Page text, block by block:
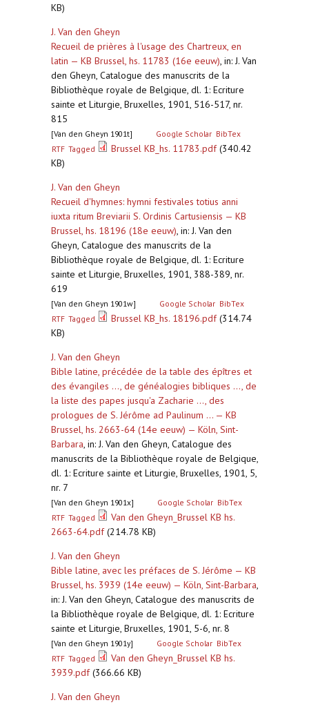
KB)
J. Van den Gheyn
Recueil de prières à l'usage des Chartreux, en
latin — KB Brussel, hs. 11783 (16e eeuw), in: J. Van
den Gheyn, Catalogue des manuscrits de la
Bibliothèque royale de Belgique, dl. 1: Ecriture
sainte et Liturgie, Bruxelles, 1901, 516-517, nr.
815
[Van den Gheyn 1901t] Google Scholar BibTex
RTF Tagged Brussel KB_hs. 11783.pdf(340.42
KB)
J. Van den Gheyn
Recueil d'hymnes: hymni festivales totius anni
iuxta ritum Breviarii S. Ordinis Cartusiensis — KB
Brussel, hs. 18196 (18e eeuw), in: J. Van den
Gheyn, Catalogue des manuscrits de la
Bibliothèque royale de Belgique, dl. 1: Ecriture
sainte et Liturgie, Bruxelles, 1901, 388-389, nr.
619
[Van den Gheyn 1901w] Google Scholar BibTex
RTF Tagged Brussel KB_hs. 18196.pdf(314.74
KB)
J. Van den Gheyn
Bible latine, précédée de la table des épîtres et
des évangiles ..., de généalogies bibliques ..., de
la liste des papes jusqu'a Zacharie ..., des
prologues de S. Jérôme ad Paulinum ... — KB
Brussel, hs. 2663-64 (14e eeuw) — Köln, Sint-
Barbara, in: J. Van den Gheyn, Catalogue des
manuscrits de la Bibliothèque royale de Belgique,
dl. 1: Ecriture sainte et Liturgie, Bruxelles, 1901, 5,
nr. 7
[Van den Gheyn 1901x] Google Scholar BibTex
RTF Tagged
Van den Gheyn_Brussel KB hs.
2663-64.pdf(214.78 KB)
J. Van den Gheyn
Bible latine, avec les préfaces de S. Jérôme — KB
Brussel, hs. 3939 (14e eeuw) — Köln, Sint-Barbara,
in: J. Van den Gheyn, Catalogue des manuscrits de
la Bibliothèque royale de Belgique, dl. 1: Ecriture
sainte et Liturgie, Bruxelles, 1901, 5-6, nr. 8
[Van den Gheyn 1901y] Google Scholar BibTex
RTF Tagged
Van den Gheyn_Brussel KB hs.
3939.pdf(366.66 KB)
J. Van den Gheyn